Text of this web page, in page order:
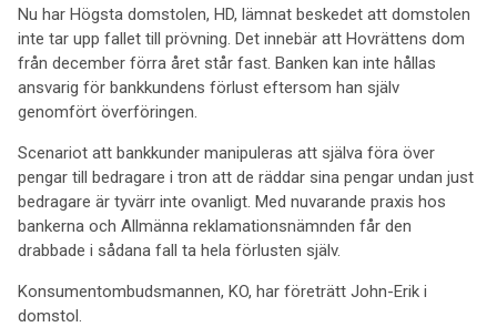
Nu har Högsta domstolen, HD, lämnat beskedet att domstolen
inte tar upp fallet till prövning. Det innebär att Hovrättens dom
från december förra året står fast. Banken kan inte hållas
ansvarig för bankkundens förlust eftersom han själv
genomfört överföringen.
Scenariot att bankkunder manipuleras att själva föra över
pengar till bedragare i tron att de räddar sina pengar undan just
bedragare är tyvärr inte ovanligt. Med nuvarande praxis hos
bankerna och Allmänna reklamationsnämnden får den
drabbade i sådana fall ta hela förlusten själv.
Konsumentombudsmannen, KO, har företrätt John-Erik i
domstol.